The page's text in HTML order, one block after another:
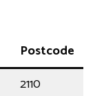
Postcode
2110